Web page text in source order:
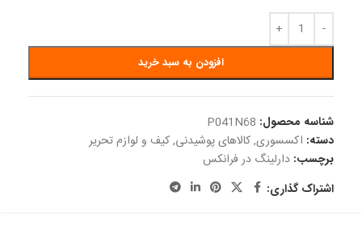
افزودن به سبد خرید
شناسه محصول: P041N68
دسته: اکسسوری,کالاهای پوشیدنی,کیف و لوازم تحریر
برچسب: دارلینگ در فرانکس
اشتراک گذاری: